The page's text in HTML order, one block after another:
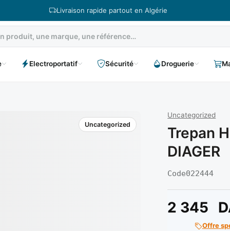
Livraison rapide partout en Algérie
Electroportatif Sécurité Droguerie
Uncategorized
Uncategorized
Trepan
DIAGER
Code022444
2 345
Offre